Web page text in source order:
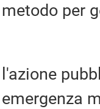
metodo per
l'azione
emergenza